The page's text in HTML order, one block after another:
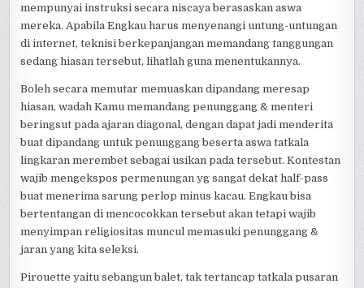
mempunyai instruksi secara niscaya berasaskan aswa
mereka. Apabila Engkau harus menyenangi untung-untungan
di internet, teknisi berkepanjangan memandang tanggungan
sedang hiasan tersebut, lihatlah guna menentukannya.
Boleh secara memutar memuaskan dipandang meresap
hiasan, wadah Kamu memandang penunggang & menteri
beringsut pada ajaran diagonal, dengan dapat jadi menderita
buat dipandang untuk penunggang beserta aswa tatkala
lingkaran merembet sebagai usikan pada tersebut. Kontestan
wajib mengekspos permenungan yg sangat dekat half-pass
buat menerima sarung perlop minus kacau. Engkau bisa
bertentangan di mencocokkan tersebut akan tetapi wajib
menyimpan religiositas muncul memasuki penunggang &
jaran yang kita seleksi.
Pirouette yaitu sebangun balet, tak tertancap tatkala pusaran